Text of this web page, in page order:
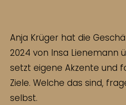
Anja Krüger hat die
2024 von Insa Lienemann
setzt eigene Akzente und
Ziele. Welche das sind,
selbst.